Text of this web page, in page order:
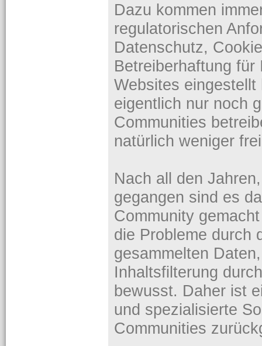
Dazu kommen
regulatorischen
Datenschutz,
Betreiberhaftung
Websites
eigentlich nur noch
Communities
natürlich weniger
Nach all den
gegangen sind es
Community
die Probleme durch
gesammelten
Inhaltsfilterung
bewusst. Daher ist
und spezialisierte
Communities